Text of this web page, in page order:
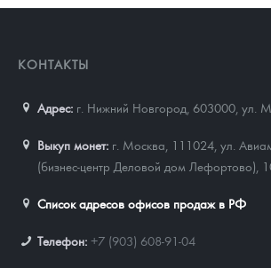
КОНТАКТЫ
Адрес: г. Нижний Новгород, 603000 ул.
Выкуп монет: г. Москва, 111024, ул.
(бизнес-центр Деловой дом Лефортово),
Список адресов офисов продаж в РФ
Телефон: +7 (903) 608-91-04